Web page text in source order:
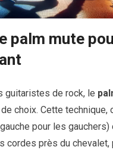
palm mute
guitaristes de rock, le
choix. Cette technique,
pour les
cordes près du chevalet,